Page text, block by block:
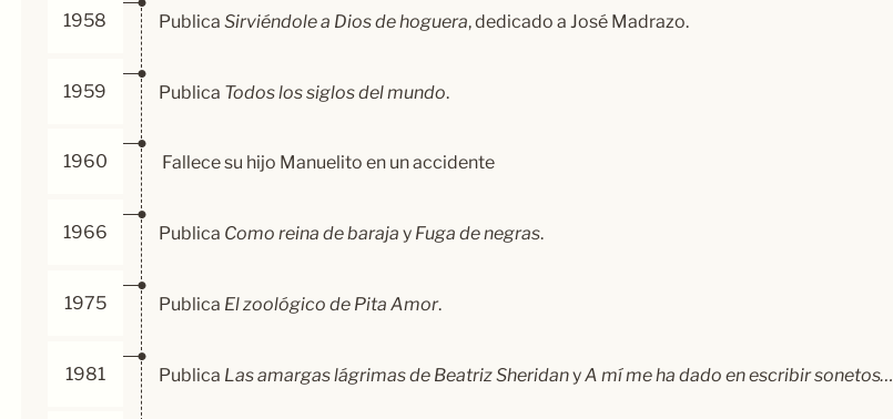
1958 Publica Sirviéndole a Dios de hoguera, dedicado a José Madrazo.
1959 Publica Todos los siglos del mundo.
1960 Fallece su hijo Manuelito en un accidente
1966 Publica Como reina de baraja y Fuga de negras.
1975 Publica El zoológico de Pita Amor.
1981 Publica Las amargas lágrimas de Beatriz SheridanyA mí me ha dado en escribir sonetos…